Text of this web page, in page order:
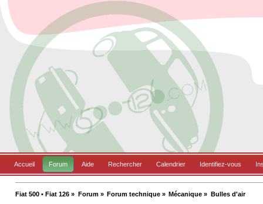
Accueil Forum Aide Rechercher Calendrier Identifiez-vous
Fiat 500 • Fiat 126 » Forum» Forum technique» Mécanique » Bulles d'air